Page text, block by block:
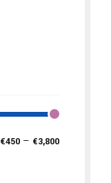
€450 — €3,800